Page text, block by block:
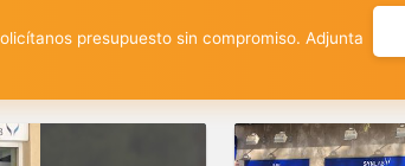
presupuesto sin compromiso. Adjunta